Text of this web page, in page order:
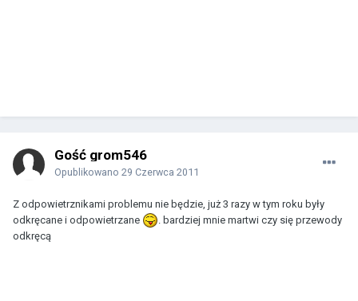
Gość grom546
Opublikowano 29 Czerwca 2011
Z odpowietrznikami problemu nie będzie, już 3 razy w tym roku były
odkręcane i odpowietrzane
. bardziej mnie martwi czy się przewody
odkręcą